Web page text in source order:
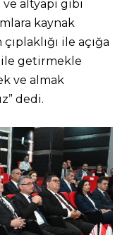
altyapı gibi
kaynak
ile açığa
getirmekle
ve almak
dedi.